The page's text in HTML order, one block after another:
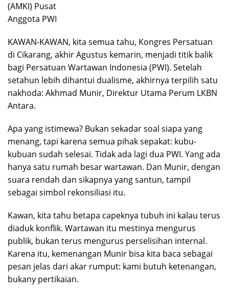
(AMKI) Pusat
Anggota PWI
KAWAN-KAWAN, kita semua tahu, Kongres Persatuan
di Cikarang, akhir Agustus kemarin, menjadi titik balik
bagi Persatuan Wartawan Indonesia (PWI). Setelah
setahun lebih dihantui dualisme, akhirnya terpilih satu
nakhoda: Akhmad Munir, Direktur Utama Perum LKBN
Antara.
Apa yang istimewa? Bukan sekadar soal siapa yang
menang, tapi karena semua pihak sepakat: kubu-
kubuan sudah selesai. Tidak ada lagi dua PWI. Yang ada
hanya satu rumah besar wartawan. Dan Munir, dengan
suara rendah dan sikapnya yang santun, tampil
sebagai simbol rekonsiliasi itu.
Kawan, kita tahu betapa capeknya tubuh ini kalau terus
diaduk konflik. Wartawan itu mestinya mengurus
publik, bukan terus mengurus perselisihan internal.
Karena itu, kemenangan Munir bisa kita baca sebagai
pesan jelas dari akar rumput: kami butuh ketenangan,
bukany pertikaian.